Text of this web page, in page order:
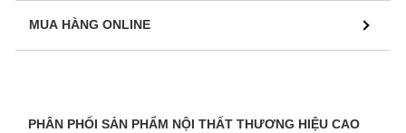
MUA HÀNG ONLINE
PHÂN PHỐI SẢN PHẨM NỘI THẤT THƯƠNG HIỆU CAO